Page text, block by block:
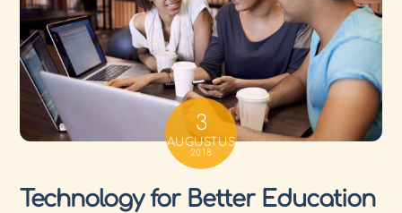
3
AUGUSTUS
2018
Technology for Better Education